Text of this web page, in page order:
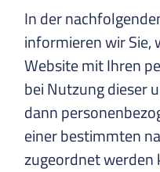
In der
informieren wir Sie,
Website mit Ihren
bei Nutzung dieser
dann
einer bestimmten
zugeordnet werden